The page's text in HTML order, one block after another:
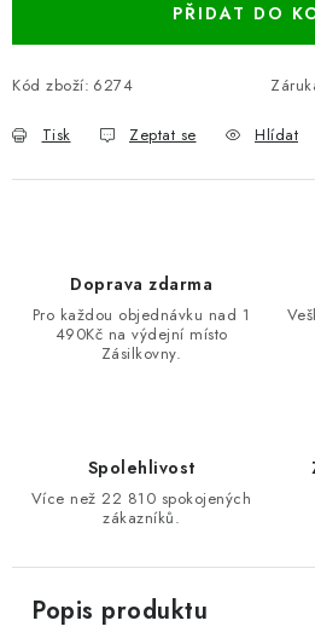
PŘIDAT DO
Kód zboží: 6274
Tisk Zeptat se Hlídat
Doprava zdarma
Pro každou objednávku nad 1
490Kč na výdejní místo
Zásilkovny.
Spolehlivost
Více než 22 810 spokojených
zákazníků.
Popis produktu